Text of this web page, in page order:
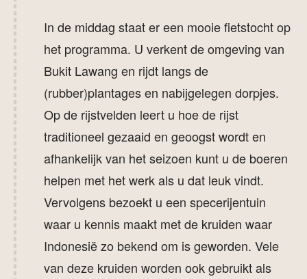
In de middag staat er een mooie fietstocht op
het programma. U verkent de omgeving van
Bukit Lawang en rijdt langs de
(rubber)plantages en nabijgelegen dorpjes.
Op de rijstvelden leert u hoe de rijst
traditioneel gezaaid en geoogst wordt en
afhankelijk van het seizoen kunt u de boeren
helpen met het werk als u dat leuk vindt.
Vervolgens bezoekt u een specerijentuin
waar u kennis maakt met de kruiden waar
Indonesië zo bekend om is geworden. Vele
van deze kruiden worden ook gebruikt als